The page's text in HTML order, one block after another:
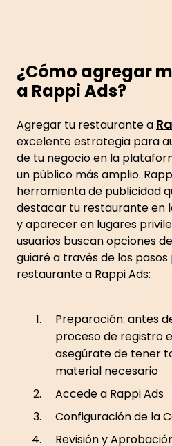
¿Cómo agregar
a Rappi Ads?
Agregar tu restaurante a
excelente estrategia para
de tu negocio en la
un público más amplio.
herramienta de publicidad
destacar tu restaurante en
y aparecer en lugares
usuarios buscan opciones
guiaré a través de los
restaurante a Rappi Ads:
Preparación: antes
proceso de registro
asegúrate de tener
material necesario
Accede a Rappi Ads
Configuración de la
Revisión y